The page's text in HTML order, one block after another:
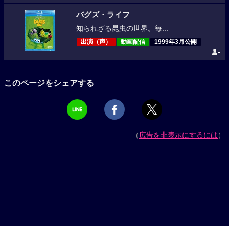
バグズ・ライフ
知られざる昆虫の世界。毎...
出演（声） 動画配信 1999年3月公開
-
このページをシェアする
（広告を非表示にするには）